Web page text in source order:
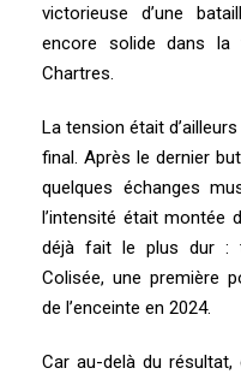
victorieuse d’une
encore solide dans la
Chartres.
La tension était
final. Après le dernier
quelques échanges
l’intensité était montée
déjà fait le plus dur :
Colisée, une première
de l’enceinte en 2024.
Car au-delà du résultat,